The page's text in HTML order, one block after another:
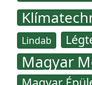
Lindab
Magyar